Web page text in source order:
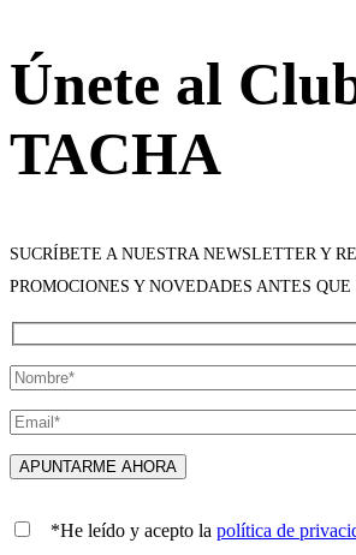
Únete al
TACHA
SUCRÍBETE A NUESTRA NEWSLETTER Y
PROMOCIONES Y NOVEDADES ANTES
*He leído y acepto la política de